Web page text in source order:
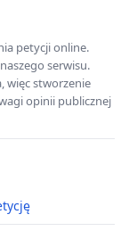
petycji online.
serwisu.
więc stworzenie
opinii publicznej